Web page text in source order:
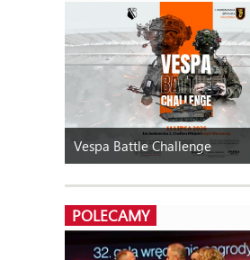
Vespa Battle Challenge
POLECAMY